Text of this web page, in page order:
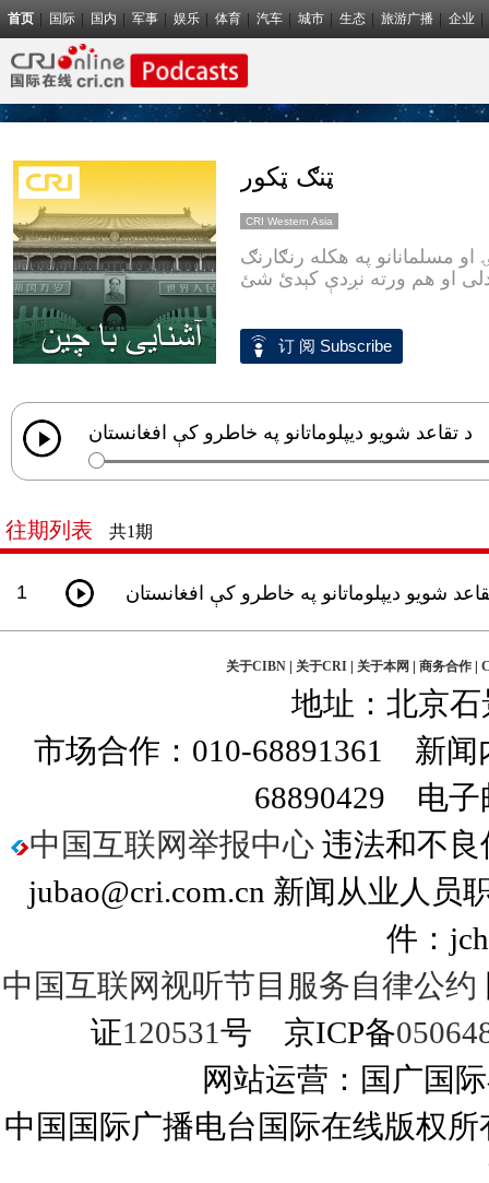
首页 国际 国内 军事 娱乐 体育 汽车 城市 生态 旅游广播 企业
ټنګ ټکور
CRI Western Asia
مسلمانانو په هکله رنګارنګ
او هم ورته نږدې کېدئ شئ
订 阅 Subscribe
د تقاعد شويو ديپلوماتانو په خاطرو کې افغانستان
往期列表 共1期
1 شويو ديپلوماتانو په خاطرو کې افغانستان
关于CIBN 关于CRI 关于本网 |商务合作 |
地址：北京石
市场合作：010-68891361 新
68890429 电子
中国互联网举报中心 违法和不良
jubao@cri.com.cn 新闻从业人员
件：
中国互联网视听节目服务自律公约
证120531号 京ICP备
网站运营：国广国
中国国际广播电台国际在线版权